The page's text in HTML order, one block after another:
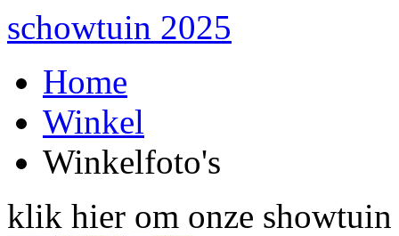
schowtuin 2025
Home
Winkel
Winkelfoto's
klik hier om onze